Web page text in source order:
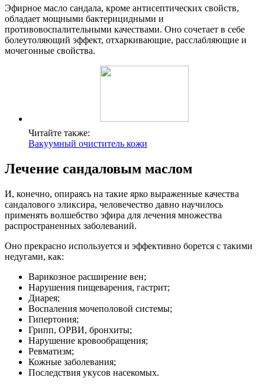
Эфирное масло сандала, кроме антисептических свойств,
обладает мощными бактерицидными и
противовоспалительными качествами. Оно сочетает в себе
болеутоляющий эффект, отхаркивающие, расслабляющие и
мочегонные свойства.
Читайте также:
Вакуумный очиститель кожи
Лечение сандаловым маслом
И, конечно, опираясь на такие ярко выраженные качества
сандалового эликсира, человечество давно научилось
применять волшебство эфира для лечения множества
распространенных заболеваний.
Оно прекрасно используется и эффективно борется с такими
недугами, как:
Варикозное расширение вен;
Нарушения пищеварения, гастрит;
Диарея;
Воспаления мочеполовой системы;
Гипертония;
Грипп, ОРВИ, бронхиты;
Нарушение кровообращения;
Ревматизм;
Кожные заболевания;
Последствия укусов насекомых.